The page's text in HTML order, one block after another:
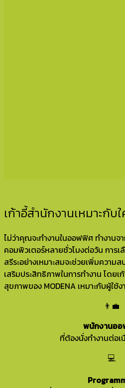
เก้าอี้สำนักงานเหมาะกับ
ไม่ว่าคุณจะทำงานในออฟฟิศ ทำงานจ
คอมพิวเตอร์หลายชั่วโมงต่อวัน การเ
สรีระอย่างเหมาะสมจะช่วยเพิ่มความ
เสริมประสิทธิภาพในการทำงาน โดยเ
สุขภาพของ MODENA เหมาะกับผู้ใ
👨‍💼
พนักงานอ
ที่ต้องนั่งทำงานต่อ
💻